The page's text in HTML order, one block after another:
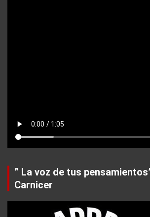
” La voz de tus
Carnicer